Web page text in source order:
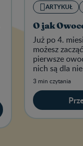
ARTYKUŁ
O jak
Już po 4.
możesz
pierwsze
nich są dla
początku
3 min czytania